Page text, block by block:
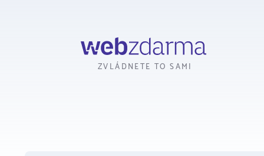
ZVLÁDNETE TO SAMI